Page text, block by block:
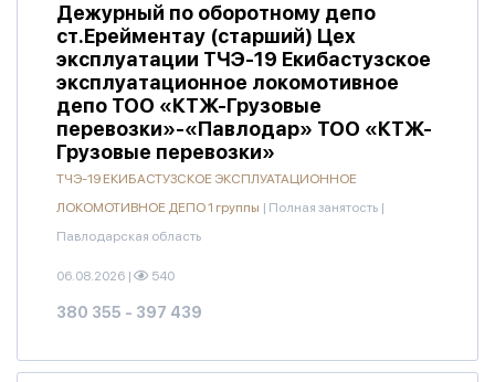
Дежурный по оборотному депо
ст.Ерейментау (старший) Цех
эксплуатации ТЧЭ-19 Екибастузское
эксплуатационное локомотивное
депо ТОО «КТЖ-Грузовые
перевозки»-«Павлодар» ТОО «КТЖ-
Грузовые перевозки»
ТЧЭ-19 ЕКИБАСТУЗСКОЕ ЭКСПЛУАТАЦИОННОЕ
ЛОКОМОТИВНОЕ ДЕПО 1 группы | Полная занятость |
Павлодарская область
06.08.2026 | 540
380 355 - 397 439